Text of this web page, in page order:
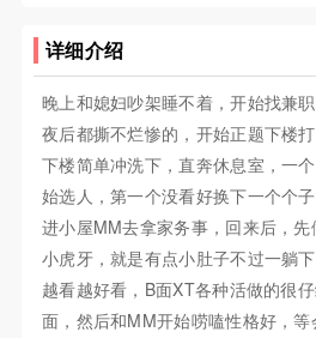
详细介绍
晚上和媳妇吵架睡不着，开始找兼
夜后都撕不烂惨的，开始正题下楼
下楼简单冲洗下，直奔休息室，一
始选人，第一个没看好换下一个个
进小屋MM去拿家务事，回来后，
小虎牙，就是有点小肚子不过一躺
越看越好看，B面XT各种活做的很
面，然后和MM开始唠嗑性格好，